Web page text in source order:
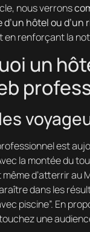
nous verrons
hôtel ou d’un
en renforçant la
un
est
la montée du
d’atterrir au
dans les
piscine”. En
une